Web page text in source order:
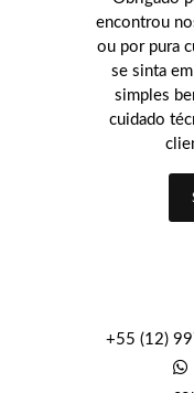
encontrou
ou por pura
se sinta
simples
cuidado
+55 (12)